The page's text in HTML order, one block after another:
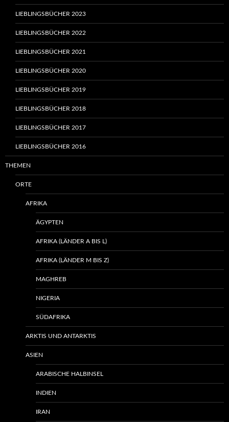
LIEBLINGSBÜCHER 2023
LIEBLINGSBÜCHER 2022
LIEBLINGSBÜCHER 2021
LIEBLINGSBÜCHER 2020
LIEBLINGSBÜCHER 2019
LIEBLINGSBÜCHER 2018
LIEBLINGSBÜCHER 2017
LIEBLINGSBÜCHER 2016
THEMEN
ORTE
AFRIKA
ÄGYPTEN
AFRIKA (LÄNDER A BIS L)
AFRIKA (LÄNDER M BIS Z)
MAGHREB
NIGERIA
SÜDAFRIKA
ARKTIS UND ANTARKTIS
ASIEN
ARABISCHE HALBINSEL
INDIEN
IRAN